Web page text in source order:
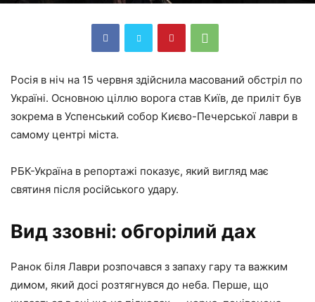
Росія в ніч на 15 червня здійснила масований обстріл по
Україні. Основною ціллю ворога став Київ, де приліт був
зокрема в Успенський собор Києво-Печерської лаври в
самому центрі міста.
РБК-Україна в репортажі показує, який вигляд має
святиня після російського удару.
Вид ззовні: обгорілий дах
Ранок біля Лаври розпочався з запаху гару та важким
димом, який досі розтягнувся до неба. Перше, що